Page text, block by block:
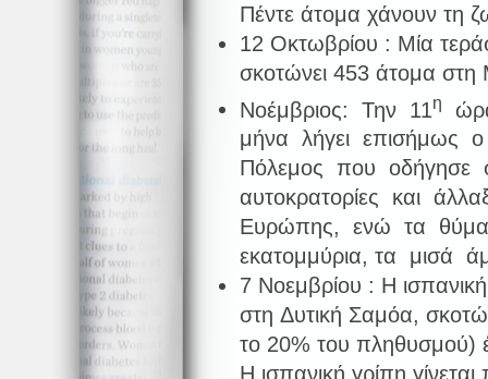
Πέντε άτομα χάνουν τη
12 Οκτωβρίου : Μία
σκοτώνει 453 άτομα στη
Νοέμβριος: Την 11 η
μήνα λήγει επισήμως
Πόλεμος που οδήγησε
αυτοκρατορίες και
Ευρώπης, ενώ τα
εκατομμύρια, τα μισά
7 Νοεμβρίου : Η
στη Δυτική Σαμόα,
το 20% του πληθυσμού)
Η ισπανική γρίπη